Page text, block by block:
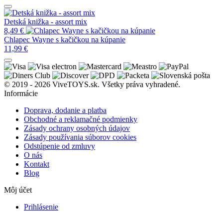
Detská knižka - assort mix
8,49 €
Chlapec Wayne s kačičkou na kúpanie
11,99 €
© 2019 - 2026 ViveTOYS.sk. Všetky práva vyhradené.
Informácie
Doprava, dodanie a platba
Obchodné a reklamačné podmienky
Zásady ochrany osobných údajov
Zásady používania súborov cookies
Odstúpenie od zmluvy
O nás
Kontakt
Blog
Môj účet
Prihlásenie